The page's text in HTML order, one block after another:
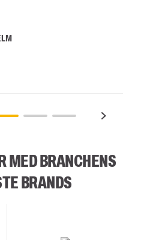
MED BRANCHENS
BRANDS